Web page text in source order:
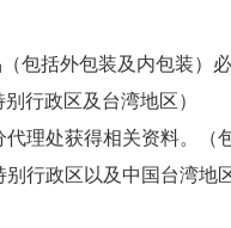
包括外包装及内包装）
行政区及台湾地区）
理处获得相关资料。（
行政区以及中国台湾地